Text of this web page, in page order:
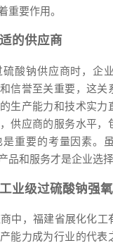
重要作用。
的供应商
酸钠供应商时，企
信誉至关重要，这关
生产能力和技术实力
供应商的服务水平，
重要的考量因素。
品和服务才是企业选择
业级过硫酸钠强
中，福建省展化化工
能力成为行业的代表